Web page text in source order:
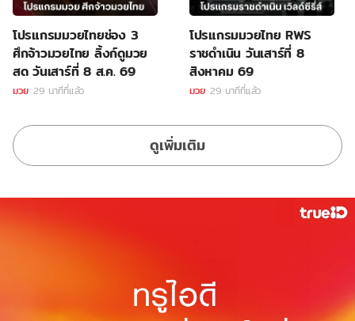
โปรแกรมมวยไทยช่อง 3
ศึกจ้าวมวยไทย ลิ้งก์ดูมวย
สด วันเสาร์ที่ 8 ส.ค. 69
มวย 29 นาทีที่แล้ว
โปรแกรมมวยไทย RWS
ราชดำเนิน วันเสาร์ที่ 8
สิงหาคม 69
มวย 29 นาทีที่แล้ว
ดูเพิ่มเติม